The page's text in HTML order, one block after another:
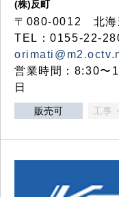
(株)反町
〒080-0012 北海
TEL：0155-22-
営業時間：8:30〜
日
販売可 工事